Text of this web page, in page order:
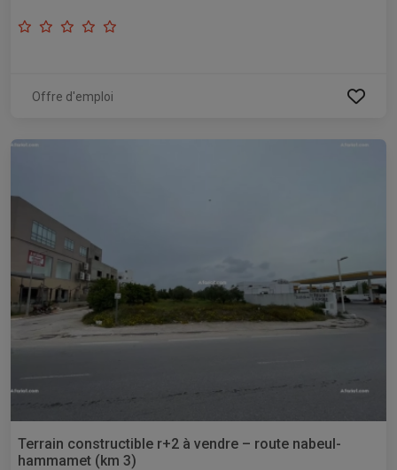
Offre d'emploi
Terrain constructible r+2 à vendre – route nabeul-
hammamet (km 3)